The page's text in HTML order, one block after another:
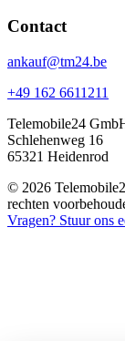
Contact
ankauf@tm24.be
+49 162 6611211
Telemobile24
Schlehenweg 16
65321 Heidenrod
© 2026
rechten
Vragen? Stuur ons